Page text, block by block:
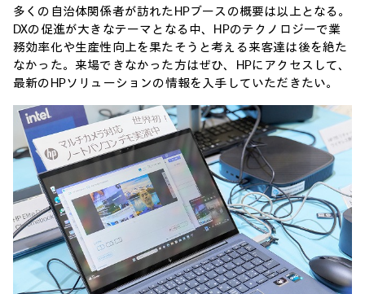
多くの自治体関係者が訪れたHPブースの概要は以上となる。
DXの促進が大きなテーマとなる中、HPのテクノロジーで業
務効率化や生産性向上を果たそうと考える来客達は後を絶た
なかった。来場できなかった方はぜひ、HPにアクセスして、
最新のHPソリューションの情報を入手していただきたい。